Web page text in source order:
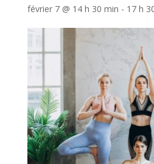
février 7 @ 14 h 30 min - 17 h